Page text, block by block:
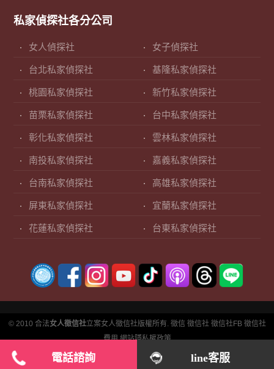
line客服
電話諮詢
私家偵探社各分公司
女人偵探社 女子偵探社
台北私家偵探社 基隆私家偵探社
桃園私家偵探社 新竹私家偵探社
苗栗私家偵探社 台中私家偵探社
彰化私家偵探社 雲林私家偵探社
南投私家偵探社 嘉義私家偵探社
台南私家偵探社 高雄私家偵探社
屏東私家偵探社 宜蘭私家偵探社
花蓮私家偵探社 台東私家偵探社
© 2010 合法女人徵信社立案女人徵信社版權所有. 徵信 徵信社 徵信社FB 徵信社
費用 網站隱私權政策